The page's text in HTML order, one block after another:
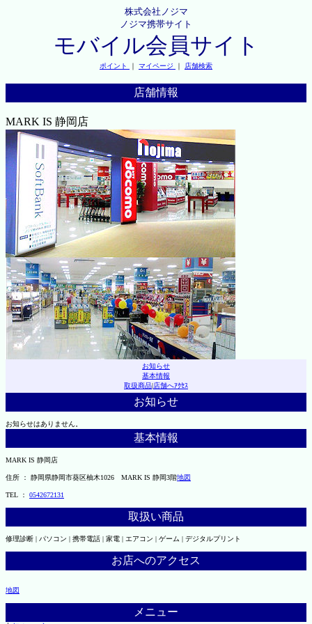
株式会社ノジマ
ノジマ携帯サイト
モバイル会員サイト
ポイント ｜ マイページ ｜ 店舗検索
店舗情報
MARK IS 静岡店
お知らせ
基本情報
取扱商品|店舗へｱｸｾｽ
お知らせ
お知らせはありません。
基本情報
MARK IS 静岡店
住所 ： 静岡県静岡市葵区柚木1026 MARK IS 静岡3階地図
TEL ： 0542672131
取扱い商品
修理診断 | パソコン | 携帯電話 | 家電 | エアコン | ゲーム | デジタルプリント
お店へのアクセス
地図
メニュー